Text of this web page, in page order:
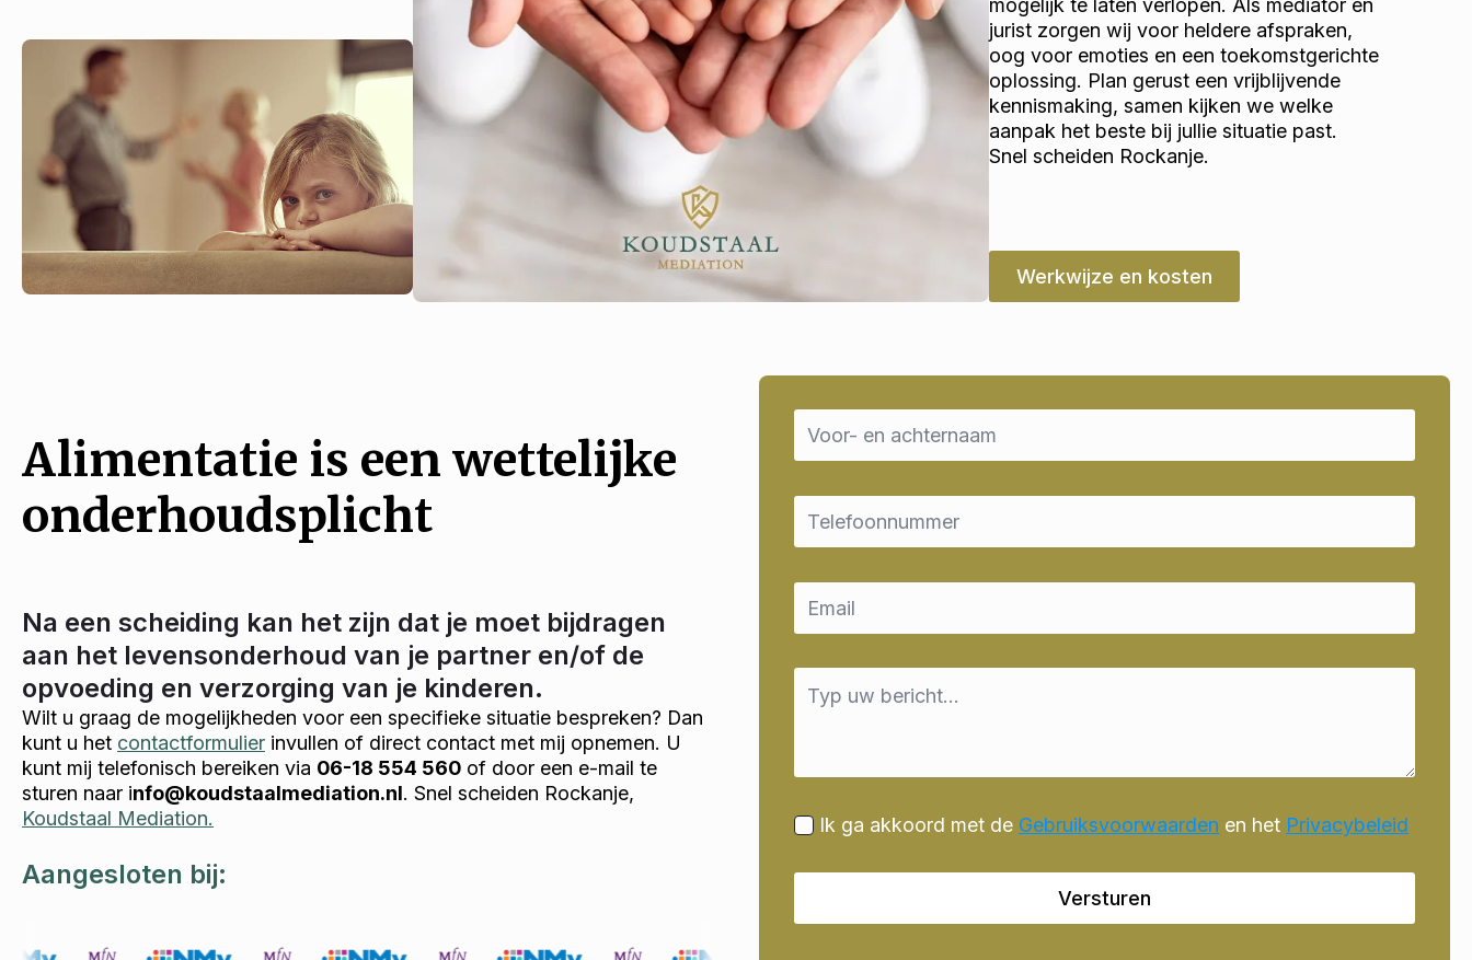
jurist zorgen wij voor heldere afspraken,
oog voor emoties en een toekomstgerichte
oplossing. Plan gerust een vrijblijvende
kennismaking, samen kijken we welke
aanpak het beste bij jullie situatie past.
Snel scheiden Rockanje.
Werkwijze en kosten
Alimentatie is een wettelijke
onderhoudsplicht
Na een scheiding kan het zijn dat je moet bijdragen
aan het levensonderhoud van je partner en/of de
opvoeding en verzorging van je kinderen.
Wilt u graag de mogelijkheden voor een specifieke situatie bespreken? Dan
kunt u het contactformulier invullen of direct contact met mij opnemen. U
kunt mij telefonisch bereiken via 06-18 554 560 of door een e-mail te
sturen naar info@koudstaalmediation.nl. Snel scheiden Rockanje,
Koudstaal Mediation.
Aangesloten bij:
Name
*
Email
Email
Message
Ik ga akkoord met de Gebruiksvoorwaarden en het Privacybeleid
Versturen